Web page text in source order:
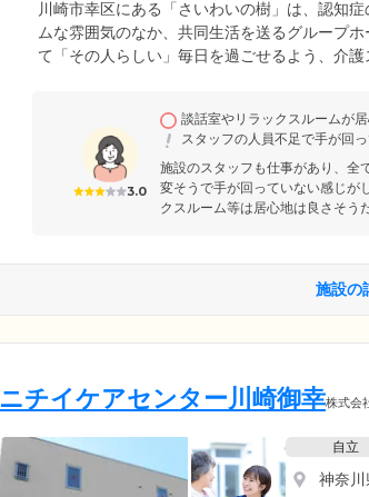
川崎市幸区にある「さいわいの樹」は、認知
ムな雰囲気のなか、共同生活を送るグループ
て「その人らしい」毎日を過ごせるよう、介
ば、スタッフがそっとサポートいたしますの
ことで、認知症の症状緩和を目指します。
3.0
談話室やリラックスルームが
スタッフの人員不足で手が回
施設のスタッフも仕事があり、全
変そうで手が回っていない感じが
クスルーム等は居心地は良さそう
施設の
ニチイケアセンター川崎御幸株式会
自立
神奈